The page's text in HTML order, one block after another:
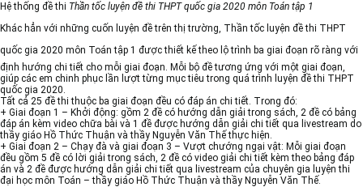
Hệ thống đề thi Thần tốc luyện đề thi THPT quốc gia 2020 môn Toán tập 1
Khác hẳn với những cuốn luyện đề trên thị trường, Thần tốc luyện đề thi THPT
quốc gia 2020 môn Toán tập 1 được thiết kế theo lộ trình ba giai đoạn rõ ràng với
định hướng chi tiết cho mỗi giai đoạn. Mỗi bộ đề tương ứng với một giai đoạn,
giúp các em chinh phục lần lượt từng mục tiêu trong quá trình luyện đề thi THPT
quốc gia 2020.
Tất cả 25 đề thi thuộc ba giai đoạn đều có đáp án chi tiết. Trong đó:
+ Giai đoạn 1 – Khởi động: gồm 2 đề có hướng dẫn giải trong sách, 2 đề có bảng
đáp án kèm video chữa bài và 1 đề được hướng dẫn giải chi tiết qua livestream do
thầy giáo Hồ Thức Thuận và thầy Nguyễn Văn Thế thực hiện.
+ Giai đoạn 2 – Chạy đà và giai đoạn 3 – Vượt chướng ngại vật: Mỗi giai đoạn
đều gồm 5 đề có lời giải trong sách, 2 đề có video giải chi tiết kèm theo bảng đáp
án và 2 đề được hướng dẫn giải chi tiết qua livestream của chuyên gia luyện thi
đại học môn Toán – thầy giáo Hồ Thức Thuận và thầy Nguyễn Văn Thế.